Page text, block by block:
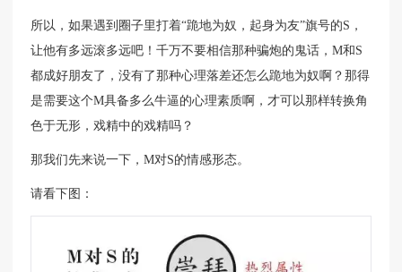
所以，如果遇到圈子里打着“跪地为奴，起身为友”旗号的S，
让他有多远滚多远吧！千万不要相信那种骗炮的鬼话，M和S
都成好朋友了，没有了那种心理落差还怎么跪地为奴啊？那得
是需要这个M具备多么牛逼的心理素质啊，才可以那样转换角
色于无形，戏精中的戏精吗？
那我们先来说一下，M对S的情感形态。
请看下图：